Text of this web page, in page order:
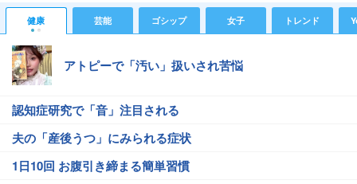
健康 芸能 ゴシップ 女子 トレンド
アトピーで「汚い」扱いされ苦悩
認知症研究で「音」注目される
夫の「産後うつ」にみられる症状
1日10回 お腹引き締まる簡単習慣